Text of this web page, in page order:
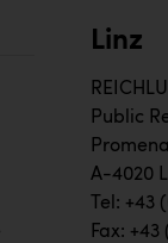
Linz
Public
A-4020
Tel: +43
Fax: